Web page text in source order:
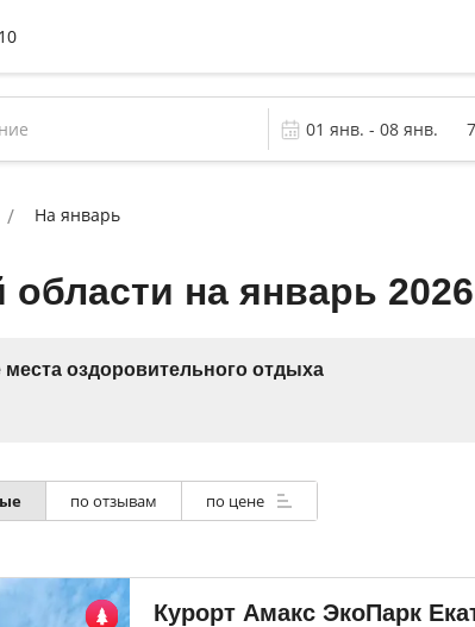
На январь
на январь 2026
оздоровительного отдыха
по отзывам по цене
Курорт Амакс ЭкоПарк